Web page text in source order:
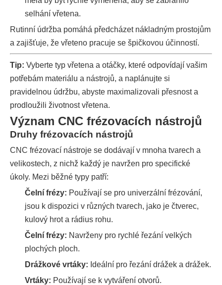
selhání vřetena.
Rutinní údržba pomáhá předcházet nákladným prostojům
a zajišťuje, že vřeteno pracuje se špičkovou účinností.
Tip: Vyberte typ vřetena a otáčky, které odpovídají vašim
potřebám materiálu a nástrojů, a naplánujte si
pravidelnou údržbu, abyste maximalizovali přesnost a
prodloužili životnost vřetena.
Význam CNC frézovacích nástrojů
Druhy frézovacích nástrojů
CNC frézovací nástroje se dodávají v mnoha tvarech a
velikostech, z nichž každý je navržen pro specifické
úkoly. Mezi běžné typy patří:
Čelní frézy: Používají se pro univerzální frézování,
jsou k dispozici v různých tvarech, jako je čtverec,
kulový hrot a rádius rohu.
Čelní frézy: Navrženy pro rychlé řezání velkých
plochých ploch.
Drážkové vrtáky: Ideální pro řezání drážek a drážek.
Vrtáky: Používají se k vytváření otvorů.